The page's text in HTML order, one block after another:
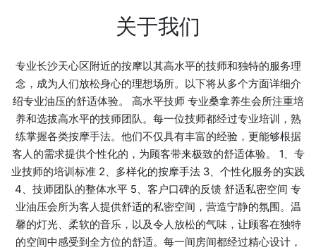
关于我们
专业长沙天心区附近的按摩以其高水平的技师和独特的服务理
念，成为人们放松身心的理想场所。以下将从多个方面详细介
绍专业油压的舒适体验。 高水平技师 专业桑拿养生会所注重培
养和选拔高水平的技师团队。每一位技师都经过专业培训，熟
练掌握各类按摩手法。他们不仅具有丰富的经验，更能够根据
客人的需求提供个性化的，为顾客带来极致的舒适体验。 1、专
业技师的培训标准 2、多样化的按摩手法 3、个性化服务的实践
4、技师团队的整体水平 5、客户口碑的反馈 舒适私密空间 专
业油压会所为客人提供舒适的私密空间，营造宁静的氛围。温
馨的灯光、柔软的音乐，以及令人放松的气味，让顾客在独特
的空间中感受到全方位的舒适。每一间房间都经过精心设计，